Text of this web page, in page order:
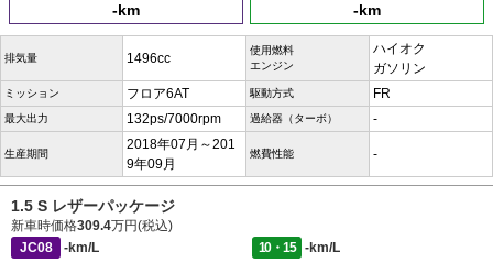
-km -km
排気量 1496cc
使用燃料
エンジン
ハイオク
ガソリン
ミッション フロア6AT 駆動方式 FR
最大出力 132ps/7000rpm 過給器（ターボ） -
生産期間
2018年07月～201
9年09月
燃費性能 -
1.5 S レザーパッケージ
新車時価格309.4万円(税込)
JC08
-km/L 10・15
-km/L